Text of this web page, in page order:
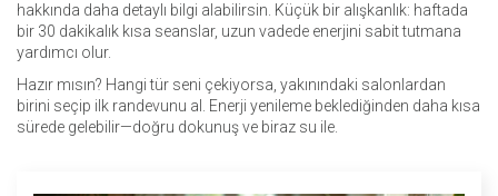
hakkında daha detaylı bilgi alabilirsin. Küçük bir alışkanlık: haftada
bir 30 dakikalık kısa seanslar, uzun vadede enerjini sabit tutmana
yardımcı olur.
Hazır mısın? Hangi tür seni çekiyorsa, yakınındaki salonlardan
birini seçip ilk randevunu al. Enerji yenileme beklediğinden daha kısa
sürede gelebilir—doğru dokunuş ve biraz su ile.